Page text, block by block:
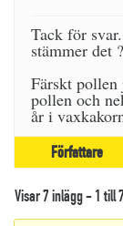
Tack för
stämmer det ?
Färskt
pollen och
år i
Författare
Visar 7 inlägg - 1 till